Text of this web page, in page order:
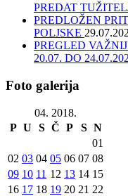
PREDAT
PREDLOŽEN
POLJSKE
PREGLED
20.07. DO
Foto galerija
04. 2018.
P U S Č P S N
01
02 03 04 05 06 07 08
09 10 11 12 13 14 15
16 17 18 19 20 21 22